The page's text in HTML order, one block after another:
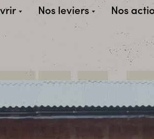
Nos leviers Nos